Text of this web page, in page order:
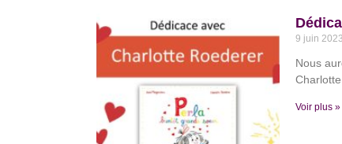
9 juin 2023
Nous
Voir plus »